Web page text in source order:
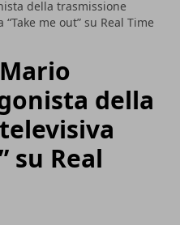
della trasmissione
“Take me out” su Real Time
della
su Real